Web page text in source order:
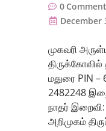
0
December
முகவரி
மதுரை PIN –
2482248
நாதர்
அறிமுகம்